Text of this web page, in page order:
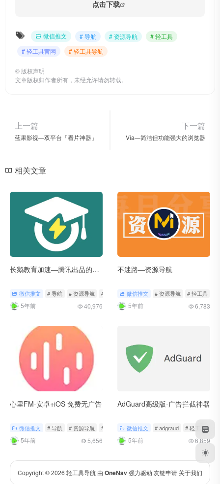
点击下载
微信推文 # 导航 # 资源导航
# 轻工具
# 轻工具官网
# 轻工具导航
© 版权声明
文章版权归作者所有，未经允许请勿转载。
上一篇
蓝果影视—双平台「看片神器」
下一篇
Via—简洁但功能强大的浏览器
相关文章
长鹅教育加速—腾讯出品的免费VPN
微信推文 # 导航 # 资源导航 # 轻工具
5年前 40,976
不迷路—资源导航
微信推文 # 资源导航 # 轻工具
5年前 6,783
心里FM-安卓+iOS 免费无广告
微信推文 # 导航 # 资源导航 # 轻工具
5年前 5,656
AdGuard高级版-广告拦截神器
微信推文 # adgraud # 轻工具
5年前 6,859
Copyright © 2026 轻工具导航 由 OneNav强力驱动 友链申请 关于我们